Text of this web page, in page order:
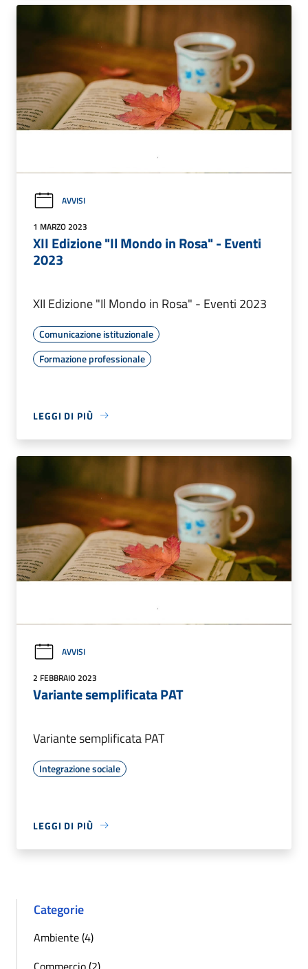
AVVISI
1 MARZO 2023
XII Edizione "Il Mondo in Rosa" - Eventi
2023
XII Edizione "Il Mondo in Rosa" - Eventi 2023
Comunicazione istituzionale
Formazione professionale
LEGGI DI PIÙ
AVVISI
2 FEBBRAIO 2023
Variante semplificata PAT
Variante semplificata PAT
Integrazione sociale
LEGGI DI PIÙ
Categorie
Ambiente (4)